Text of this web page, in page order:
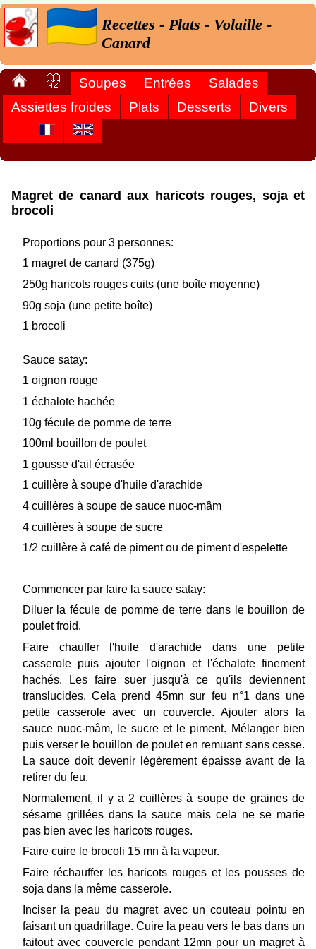
Recettes - Plats - Volaille -
Canard
Soupes Entrées
Salades
Assiettes froides
Plats Desserts Divers
Magret de canard aux haricots rouges, soja et
brocoli
Proportions pour 3 personnes:
1 magret de canard (375g)
250g haricots rouges cuits (une boîte moyenne)
90g soja (une petite boîte)
1 brocoli
Sauce satay:
1 oignon rouge
1 échalote hachée
10g fécule de pomme de terre
100ml bouillon de poulet
1 gousse d'ail écrasée
1 cuillère à soupe d'huile d'arachide
4 cuillères à soupe de sauce nuoc-mâm
4 cuillères à soupe de sucre
1/2 cuillère à café de piment ou de piment d'espelette
Commencer par faire la sauce satay:
Diluer la fécule de pomme de terre dans le bouillon de
poulet froid.
Faire chauffer l'huile d'arachide dans une petite
casserole puis ajouter l'oignon et l'échalote finement
hachés. Les faire suer jusqu'à ce qu'ils deviennent
translucides. Cela prend 45mn sur feu n°1 dans une
petite casserole avec un couvercle. Ajouter alors la
sauce nuoc-mâm, le sucre et le piment. Mélanger bien
puis verser le bouillon de poulet en remuant sans cesse.
La sauce doit devenir légèrement épaisse avant de la
retirer du feu.
Normalement, il y a 2 cuillères à soupe de graines de
sésame grillées dans la sauce mais cela ne se marie
pas bien avec les haricots rouges.
Faire cuire le brocoli 15 mn à la vapeur.
Faire réchauffer les haricots rouges et les pousses de
soja dans la même casserole.
Inciser la peau du magret avec un couteau pointu en
faisant un quadrillage. Cuire la peau vers le bas dans un
faitout avec couvercle pendant 12mn pour un magret à